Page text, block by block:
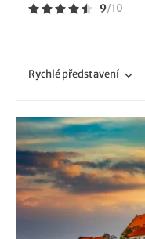
9/10
Rychlépředstavení